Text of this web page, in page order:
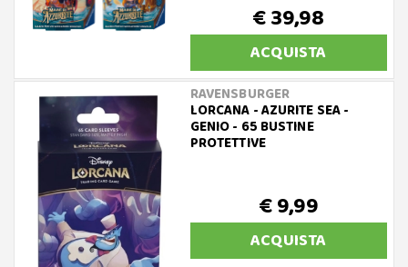
€ 39,98
ACQUISTA
RAVENSBURGER
LORCANA - AZURITE SEA -
GENIO - 65 BUSTINE
PROTETTIVE
€ 9,99
ACQUISTA